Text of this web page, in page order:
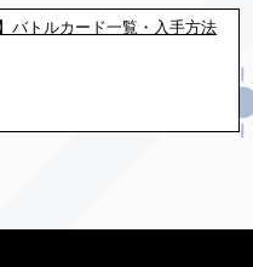
バトルカード一覧・入手方法